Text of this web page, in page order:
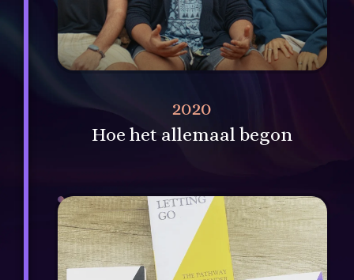
2020
Hoe het allemaal begon